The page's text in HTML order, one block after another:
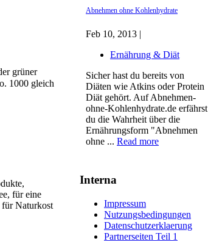
Abnehmen ohne Kohlenhydrate
Feb 10, 2013 |
Ernährung & Diät
Sicher hast du bereits von
Diäten wie Atkins oder Protein
Diät gehört. Auf Abnehmen-
ohne-Kohlenhydrate.de erfährst
du die Wahrheit über die
Ernährungsform "Abnehmen
ohne ... Read more
Interna
Impressum
Nutzungsbedingungen
Datenschutzerklaerung
Partnerseiten Teil 1
grüner
1000 gleich
für eine
für Naturkost